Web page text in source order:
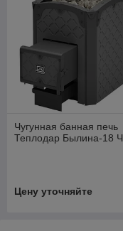
Чугунная банная печь
Теплодар Былина-18 Ч
Цену уточняйте